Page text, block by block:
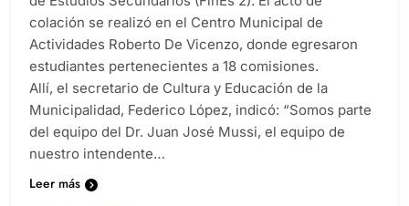
colación se realizó en el Centro Municipal de
Actividades Roberto De Vicenzo, donde egresaron
estudiantes pertenecientes a 18 comisiones.
Allí, el secretario de Cultura y Educación de la
Municipalidad, Federico López, indicó: “Somos parte
del equipo del Dr. Juan José Mussi, el equipo de
nuestro intendente…
Leer más